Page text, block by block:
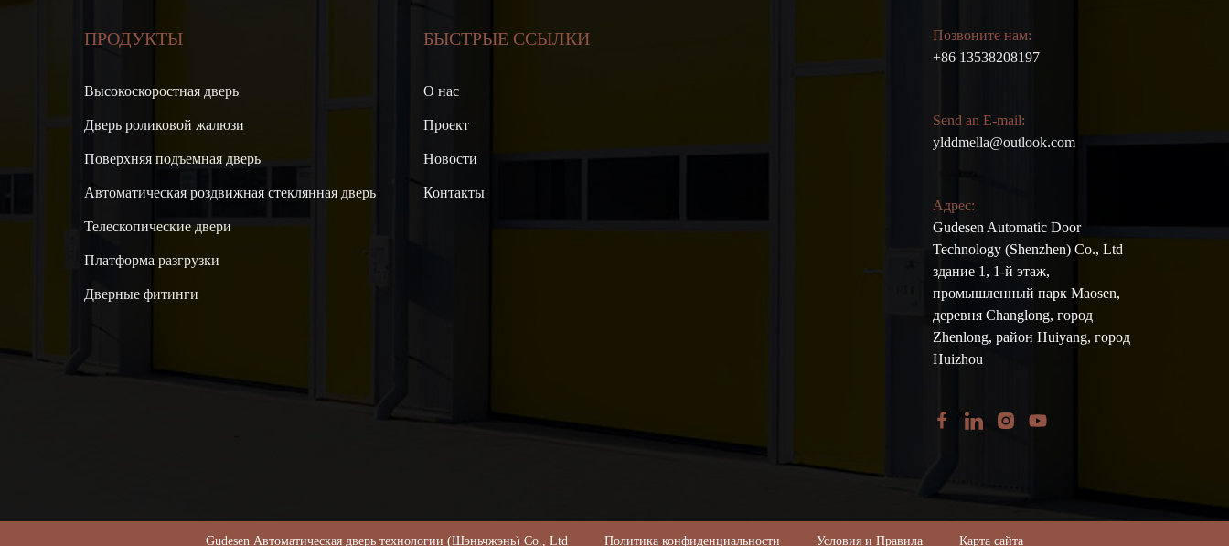
ПРОДУКТЫ
Высокоскоростная дверь
Дверь роликовой жалюзи
Поверхняя подъемная дверь
Автоматическая роздвижная стеклянная дверь
Телескопические двери
Платформа разгрузки
Дверные фитинги
БЫСТРЫЕ ССЫЛКИ
О нас
Проект
Новости
Контакты
Позвоните нам:
+86 13538208197
Send an E-mail:
ylddmella@outlook.com
Адрес:
Gudesen Automatic Door
Technology (Shenzhen) Co., Ltd
здание 1, 1-й этаж,
промышленный парк Maosen,
деревня Changlong, город
Zhenlong, район Huiyang, город
Huizhou
Gudesen Автоматическая дверь технологии (Шэньчжэнь) Co., Ltd Политика конфиденциальности Условия и Правила Карта сайта